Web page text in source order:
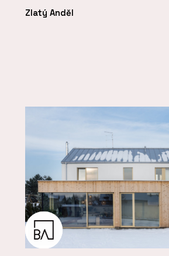
Zlatý Anděl